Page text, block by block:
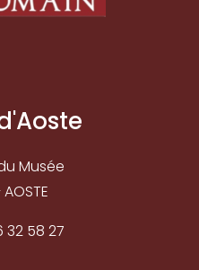
Musée
32 58 27